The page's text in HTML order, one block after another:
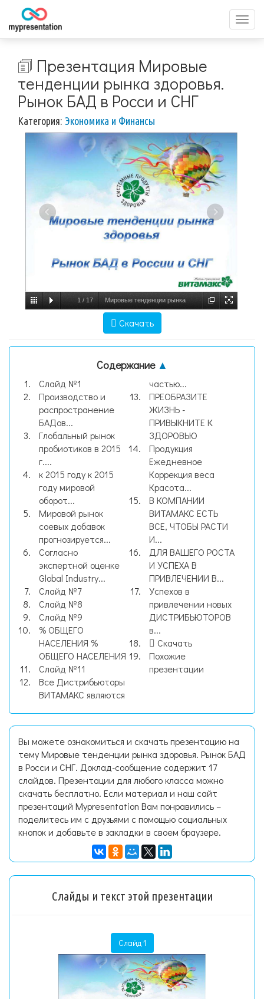
меню
🗊 Презентация Мировые
тенденции рынка здоровья.
Рынок БАД в Росси и СНГ
Категория: Экономика и Финансы
1 / 17 Мировые тенденции рынка
слайд №1
Скачать
Содержание ▲
Слайд №1
Производство и
распространение
БАДов...
Глобальный рынок
пробиотиков в 2015
г....
к 2015 году к 2015
году мировой
оборот...
Мировой рынок
соевых добавок
прогнозируется...
Согласно
экспертной оценке
Global Industry...
Слайд №7
Слайд №8
Слайд №9
% ОБЩЕГО
НАСЕЛЕНИЯ %
ОБЩЕГО НАСЕЛЕНИЯ
Слайд №11
Все Дистрибьюторы
ВИТАМАКС являются
частью...
ПРЕОБРАЗИТЕ
ЖИЗНЬ -
ПРИВЫКНИТЕ К
ЗДОРОВЬЮ
Продукция
Ежедневное
Коррекция веса
Красота...
В КОМПАНИИ
ВИТАМАКС ЕСТЬ
ВСЕ, ЧТОБЫ РАСТИ
И...
ДЛЯ ВАШЕГО РОСТА
И УСПЕХА В
ПРИВЛЕЧЕНИИ В...
Успехов в
привлечении новых
ДИСТРИБЬЮТОРОВ
в...
Скачать
Похожие
презентации
Вы можете ознакомиться и скачать презентацию на
тему Мировые тенденции рынка здоровья. Рынок БАД
в Росси и СНГ. Доклад-сообщение содержит 17
слайдов. Презентации для любого класса можно
скачать бесплатно. Если материал и наш сайт
презентаций Mypresentation Вам понравились –
поделитесь им с друзьями с помощью социальных
кнопок и добавьте в закладки в своем браузере.
Слайды и текст этой презентации
Слайд 1